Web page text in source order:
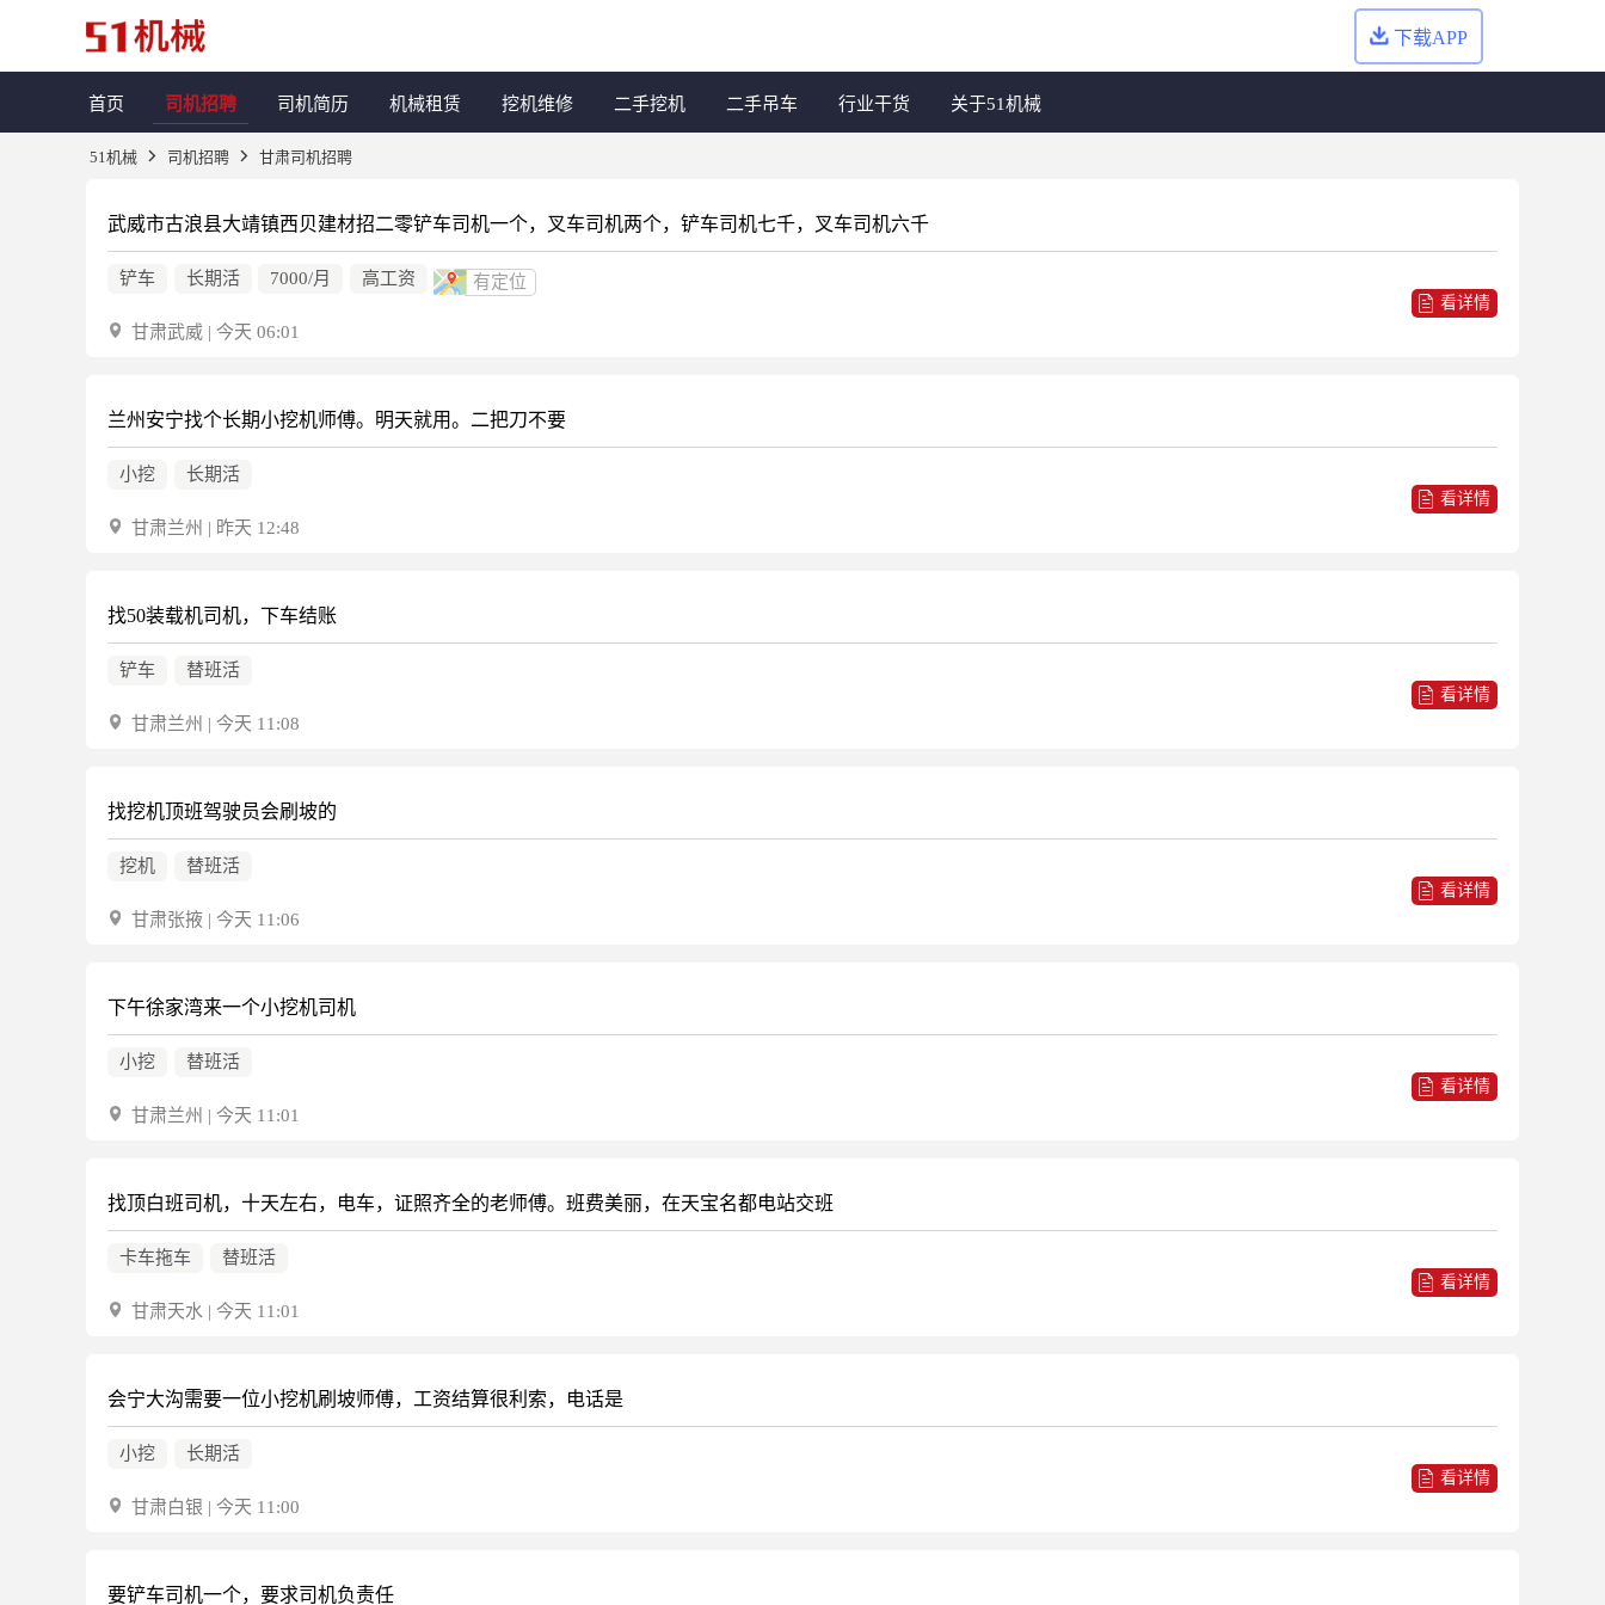
下载APP
首页 司机招聘 司机简历 机械租赁 挖机维修 二手挖机 二手吊车 行业干货 关于51机械
51机械 司机招聘 甘肃司机招聘
武威市古浪县大靖镇西贝建材招二零铲车司机一个，叉车司机两个，铲车司机七千，叉车司机六千
铲车 长期活 7000/月 高工资 有定位
甘肃武威 | 今天 06:01
看详情
兰州安宁找个长期小挖机师傅。明天就用。二把刀不要
小挖 长期活
甘肃兰州 | 昨天 12:48
看详情
找50装载机司机，下车结账
铲车 替班活
甘肃兰州 | 今天 11:08
看详情
找挖机顶班驾驶员会刷坡的
挖机 替班活
甘肃张掖 | 今天 11:06
看详情
下午徐家湾来一个小挖机司机
小挖 替班活
甘肃兰州 | 今天 11:01
看详情
找顶白班司机，十天左右，电车，证照齐全的老师傅。班费美丽，在天宝名都电站交班
卡车拖车 替班活
甘肃天水 | 今天 11:01
看详情
会宁大沟需要一位小挖机刷坡师傅，工资结算很利索，电话是
小挖 长期活
甘肃白银 | 今天 11:00
看详情
要铲车司机一个，要求司机负责任